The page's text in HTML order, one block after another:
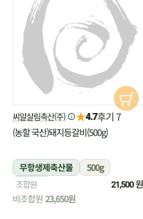
씨알살림축산(주) ★4.7후기 7
(농할 국산)돼지등갈비(500g)
무항생제축산물
500g
냉장
조합원 21,500원
비조합원 23,650원